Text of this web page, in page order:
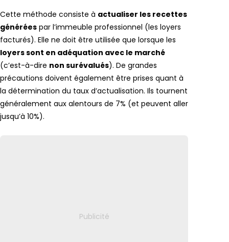
Cette méthode consiste à actualiser les recettes
générées par l’immeuble professionnel (les loyers
facturés). Elle ne doit être utilisée que lorsque les
loyers sont en adéquation avec le marché
(c’est-à-dire non surévalués). De grandes
précautions doivent également être prises quant à
la détermination du taux d’actualisation. Ils tournent
généralement aux alentours de 7% (et peuvent aller
jusqu’à 10%).